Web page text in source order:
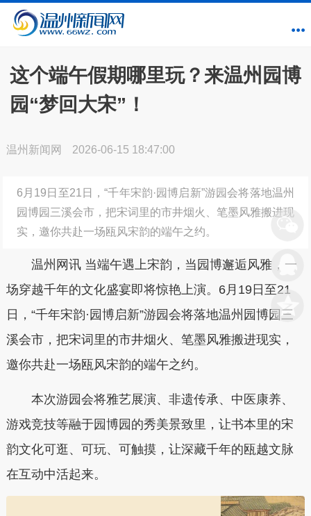
这个端午假期哪里玩？来温州园博
园“梦回大宋”！
温州新闻网 2026-06-15 18:47:00
6月19日至21日，“千年宋韵·园博启新”游园会将落地温州
园博园三溪会市，把宋词里的市井烟火、笔墨风雅搬进现
实，邀你共赴一场瓯风宋韵的端午之约。
温州网讯 当端午遇上宋韵，当园博邂逅风雅，一
场穿越千年的文化盛宴即将惊艳上演。 6月19日至21
日， “千年宋韵·园博启新”游园会将落地温州园博园三
溪会市， 把宋词里的市井烟火、笔墨风雅搬进现实，
邀你共赴一场瓯风宋韵的端午之约。
本次游园会将雅艺展演、非遗传承、中医康养、
游戏竞技等融于园博园的秀美景致里，让书本里的宋
韵文化可逛、可玩、可触摸，让深藏千年的瓯越文脉
在互动中活起来。